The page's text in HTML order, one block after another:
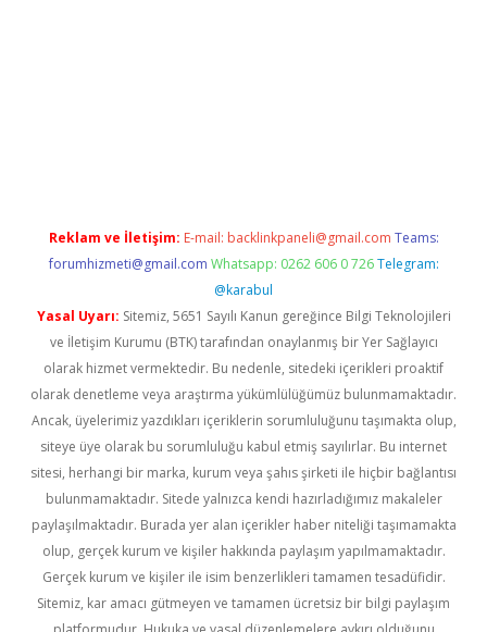
Reklam ve İletişim: E-mail: backlinkpaneli@gmail.com Teams:
forumhizmeti@gmail.com Whatsapp: 0262 606 0 726 Telegram:
@karabul
Yasal Uyarı: Sitemiz, 5651 Sayılı Kanun gereğince Bilgi Teknolojileri
ve İletişim Kurumu (BTK) tarafından onaylanmış bir Yer Sağlayıcı
olarak hizmet vermektedir. Bu nedenle, sitedeki içerikleri proaktif
olarak denetleme veya araştırma yükümlülüğümüz bulunmamaktadır.
Ancak, üyelerimiz yazdıkları içeriklerin sorumluluğunu taşımakta olup,
siteye üye olarak bu sorumluluğu kabul etmiş sayılırlar. Bu internet
sitesi, herhangi bir marka, kurum veya şahıs şirketi ile hiçbir bağlantısı
bulunmamaktadır. Sitede yalnızca kendi hazırladığımız makaleler
paylaşılmaktadır. Burada yer alan içerikler haber niteliği taşımamakta
olup, gerçek kurum ve kişiler hakkında paylaşım yapılmamaktadır.
Gerçek kurum ve kişiler ile isim benzerlikleri tamamen tesadüfidir.
Sitemiz, kar amacı gütmeyen ve tamamen ücretsiz bir bilgi paylaşım